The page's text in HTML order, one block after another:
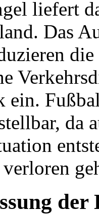
liefert
Das
ein.
da
der